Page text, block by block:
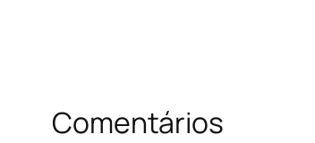
Comentários